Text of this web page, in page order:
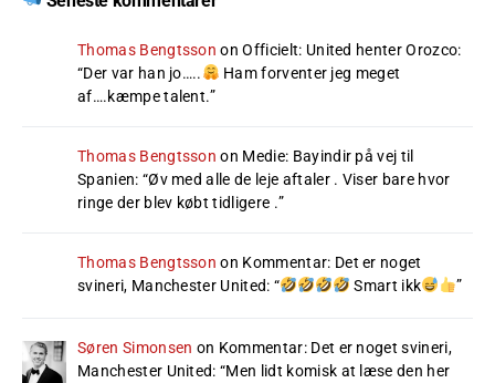
Thomas Bengtsson onOfficielt: United henter Orozco:
“Der var han jo…..
Ham forventer jeg meget
af….kæmpe talent.”
Thomas Bengtsson on Medie: Bayindir på vej til
Spanien: “Øv med alle de leje aftaler . Viser bare hvor
ringe der blev købt tidligere .”
Thomas Bengtsson on Kommentar: Det er noget
svineri, Manchester United: “ Smart ikk ”
Søren Simonsen on Kommentar: Det er noget svineri,
Manchester United: “Men lidt komisk at læse den her